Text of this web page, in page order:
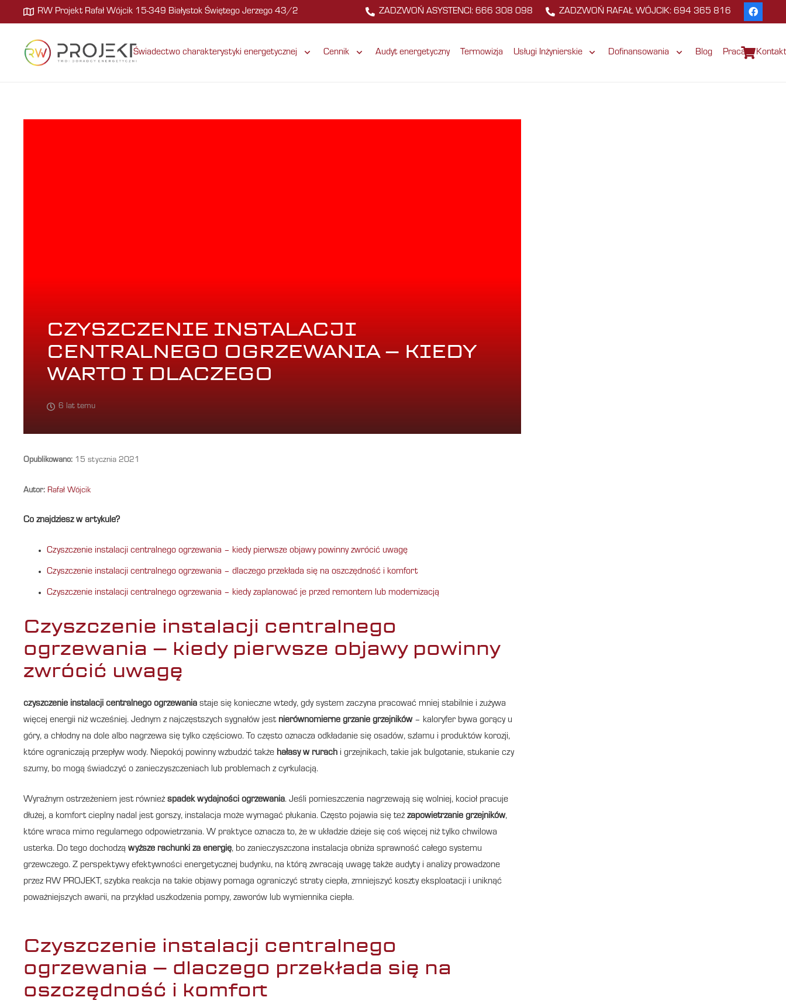
RW Projekt Rafał Wójcik 15-349 Białystok Świętego Jerzego 43/2 ZADZWOŃ ASYSTENCI: 666 308 098 ZADZWOŃ RAFAŁ WÓJCIK: 694 365 816
Świadectwo charakterystyki energetycznej Cennik Audyt energetyczny Termowizja Usługi Inżynierskie Dofinansowania Blog Praca Kontakt
CZYSZCZENIE INSTALACJI
CENTRALNEGO OGRZEWANIA – KIEDY
WARTO I DLACZEGO
6 lat temu
Opublikowano: 15 stycznia 2021
Autor: Rafał Wójcik
Co znajdziesz w artykule?
Czyszczenie instalacji centralnego ogrzewania – kiedy pierwsze objawy powinny zwrócić uwagę
Czyszczenie instalacji centralnego ogrzewania – dlaczego przekłada się na oszczędność i komfort
Czyszczenie instalacji centralnego ogrzewania – kiedy zaplanować je przed remontem lub modernizacją
Czyszczenie instalacji centralnego
ogrzewania – kiedy pierwsze objawy powinny
zwrócić uwagę
czyszczenie instalacji centralnego ogrzewania staje się konieczne wtedy, gdy system zaczyna pracować mniej stabilnie i zużywa
więcej energii niż wcześniej. Jednym z najczęstszych sygnałów jest nierównomierne grzanie grzejników– kaloryfer bywa gorący u
góry, a chłodny na dole albo nagrzewa się tylko częściowo. To często oznacza odkładanie się osadów, szlamu i produktów korozji,
które ograniczają przepływ wody. Niepokój powinny wzbudzić także hałasy w rurach i grzejnikach, takie jak bulgotanie, stukanie czy
szumy, bo mogą świadczyć o zanieczyszczeniach lub problemach z cyrkulacją.
Wyraźnym ostrzeżeniem jest również spadek wydajności ogrzewania. Jeśli pomieszczenia nagrzewają się wolniej, kocioł pracuje
dłużej, a komfort cieplny nadal jest gorszy, instalacja może wymagać płukania. Często pojawia się też zapowietrzanie grzejników,
które wraca mimo regularnego odpowietrzania. W praktyce oznacza to, że w układzie dzieje się coś więcej niż tylko chwilowa
usterka. Do tego dochodzą wyższe rachunki za energię, bo zanieczyszczona instalacja obniża sprawność całego systemu
grzewczego. Z perspektywy efektywności energetycznej budynku, na którą zwracają uwagę także audyty i analizy prowadzone
przez RW PROJEKT, szybka reakcja na takie objawy pomaga ograniczyć straty ciepła, zmniejszyć koszty eksploatacji i uniknąć
poważniejszych awarii, na przykład uszkodzenia pompy, zaworów lub wymiennika ciepła.
Czyszczenie instalacji centralnego
ogrzewania – dlaczego przekłada się na
oszczędność i komfort